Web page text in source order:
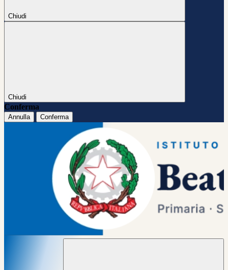
Chiudi
Chiudi
Conferma
Annulla Conferma